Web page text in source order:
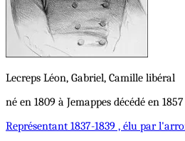
Lecreps Léon, Gabriel, Camille libéral
né en 1809 à Jemappes décédé en
Représentant 1837-1839 , élu par